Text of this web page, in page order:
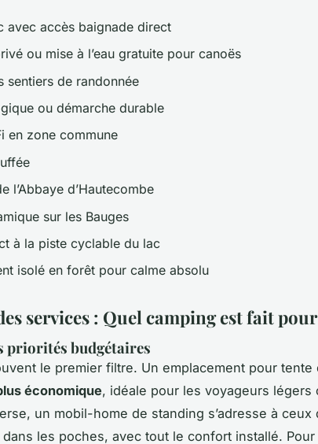
avec accès baignade direct
ou mise à l’eau gratuite pour canoës
sentiers de randonnée
ou démarche durable
en zone commune
l’Abbaye d’Hautecombe
sur les Bauges
à la piste cyclable du lac
isolé en forêt pour calme absolu
services : Quel camping est fait
priorités budgétaires
le premier filtre. Un emplacement pour tente
économique, idéale pour les voyageurs légers
un mobil-home de standing s’adresse à ceux
les poches, avec tout le confort installé.